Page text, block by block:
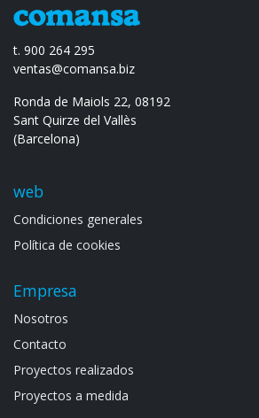
t. 900 264 295
ventas@comansa.biz
Ronda de Maiols 22, 08192
Sant Quirze del Vallès
(Barcelona)
web
Condiciones generales
Política de cookies
Empresa
Noso​tros
Contacto
Proyectos realizados
Proyectos a medida